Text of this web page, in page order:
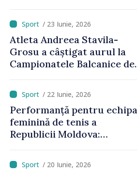
de bronz la Campionatele
Europene/ 23 Iunie, 2026
Atleta Andreea Stavila-
Grosu a câștigat aurul la
Campionatele Balcanice de
/ 22 Iunie, 2026
Performanță pentru echipa
feminină de tenis a
Republicii Moldova:
după o pauză de 25 de ani
/ 20 Iunie, 2026